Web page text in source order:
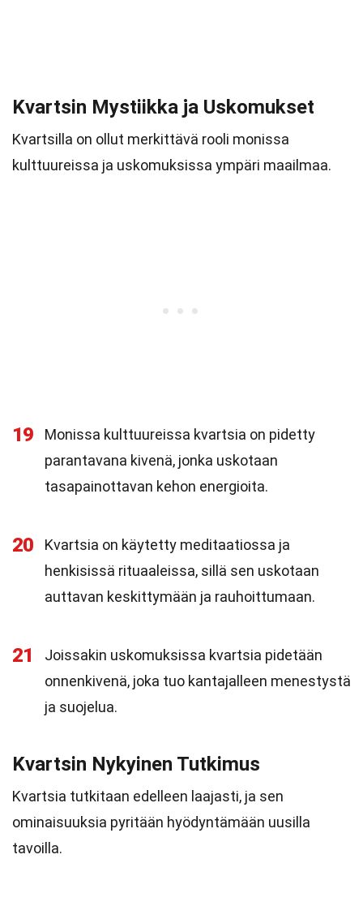
Kvartsin Mystiikka ja Uskomukset
Kvartsilla on ollut merkittävä rooli monissa
kulttuureissa ja uskomuksissa ympäri maailmaa.
19
Monissa kulttuureissa kvartsia on pidetty
parantavana kivenä, jonka uskotaan
tasapainottavan kehon energioita.
20
Kvartsia on käytetty meditaatiossa ja
henkisissä rituaaleissa, sillä sen uskotaan
auttavan keskittymään ja rauhoittumaan.
21
Joissakin uskomuksissa kvartsia pidetään
onnenkivenä, joka tuo kantajalleen menestystä
ja suojelua.
Kvartsin Nykyinen Tutkimus
Kvartsia tutkitaan edelleen laajasti, ja sen
ominaisuuksia pyritään hyödyntämään uusilla
tavoilla.